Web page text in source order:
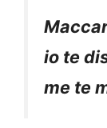
io te
me te